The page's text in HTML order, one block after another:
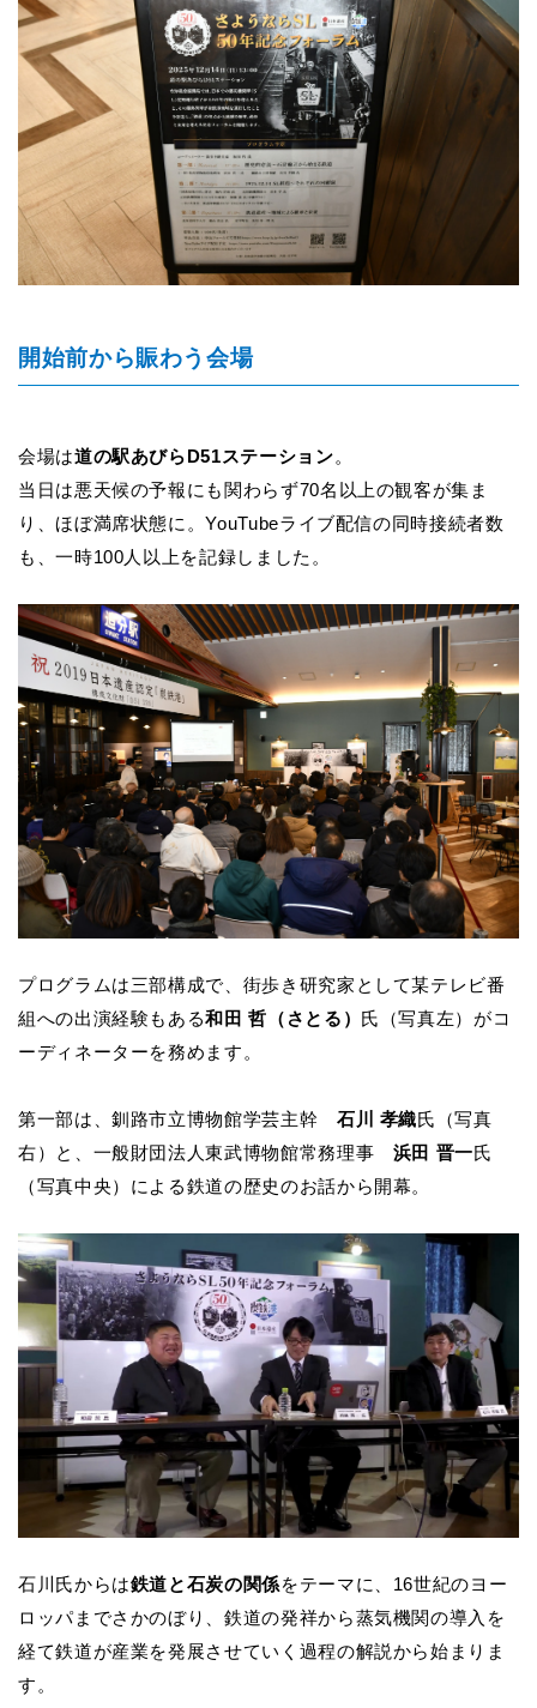
開始前から賑わう会場
会場は道の駅あびらD51ステーション。
当日は悪天候の予報にも関わらず70名以上の観客が集ま
り、ほぼ満席状態に。YouTubeライブ配信の同時接続者数
も、一時100人以上を記録しました。
プログラムは三部構成で、街歩き研究家として某テレビ番
組への出演経験もある和田 哲（さとる） 氏（写真左）がコ
ーディネーターを務めます。
第一部は、釧路市立博物館学芸主幹 石川 孝織氏（写真
右）と、一般財団法人東武博物館常務理事 浜田 晋一氏
（写真中央）による鉄道の歴史のお話から開幕。
石川氏からは鉄道と石炭の関係をテーマに、16世紀のヨー
ロッパまでさかのぼり、鉄道の発祥から蒸気機関の導入を
経て鉄道が産業を発展させていく過程の解説から始まりま
す。